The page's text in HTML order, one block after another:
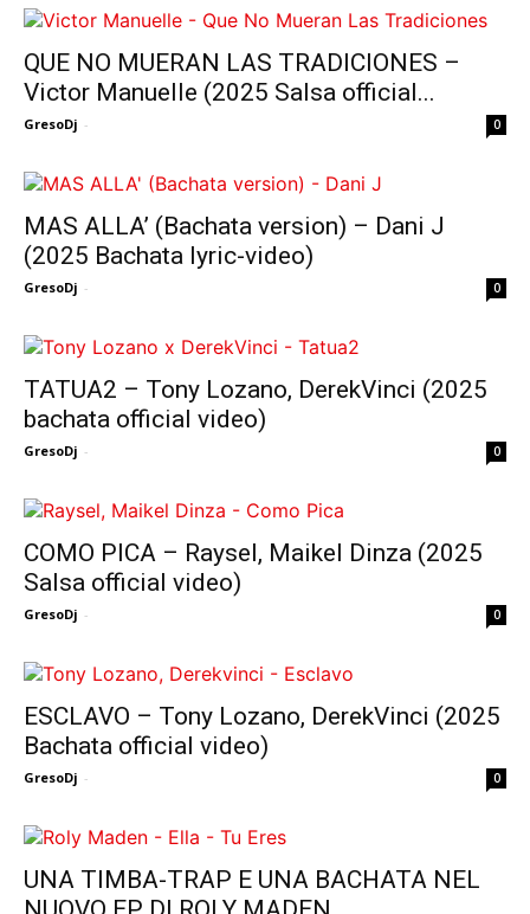
QUE NO MUERAN LAS TRADICIONES –
Victor Manuelle (2025 Salsa official...
GresoDj - 0
MAS ALLA’ (Bachata version) – Dani J
(2025 Bachata lyric-video)
GresoDj - 0
TATUA2 – Tony Lozano, DerekVinci (2025
bachata official video)
GresoDj - 0
COMO PICA – Raysel, Maikel Dinza (2025
Salsa official video)
GresoDj - 0
ESCLAVO – Tony Lozano, DerekVinci (2025
Bachata official video)
GresoDj - 0
UNA TIMBA-TRAP E UNA BACHATA NEL